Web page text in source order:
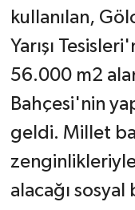
kullanılan,
Yarışı
56.000 m2
Bahçesi'nin
geldi. Millet
alacağı sosyal